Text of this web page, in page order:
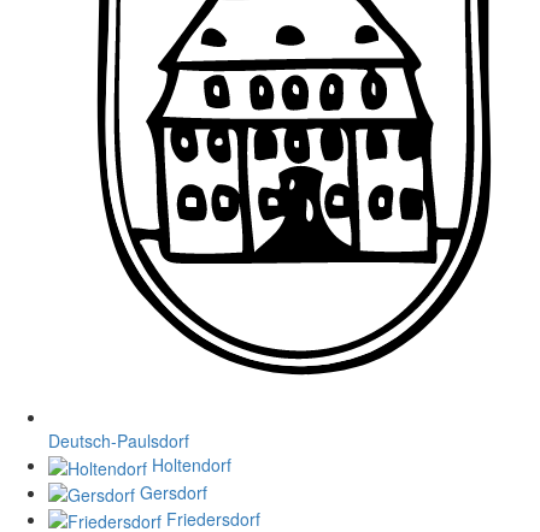
Deutsch-Paulsdorf
Holtendorf
Gersdorf
Friedersdorf